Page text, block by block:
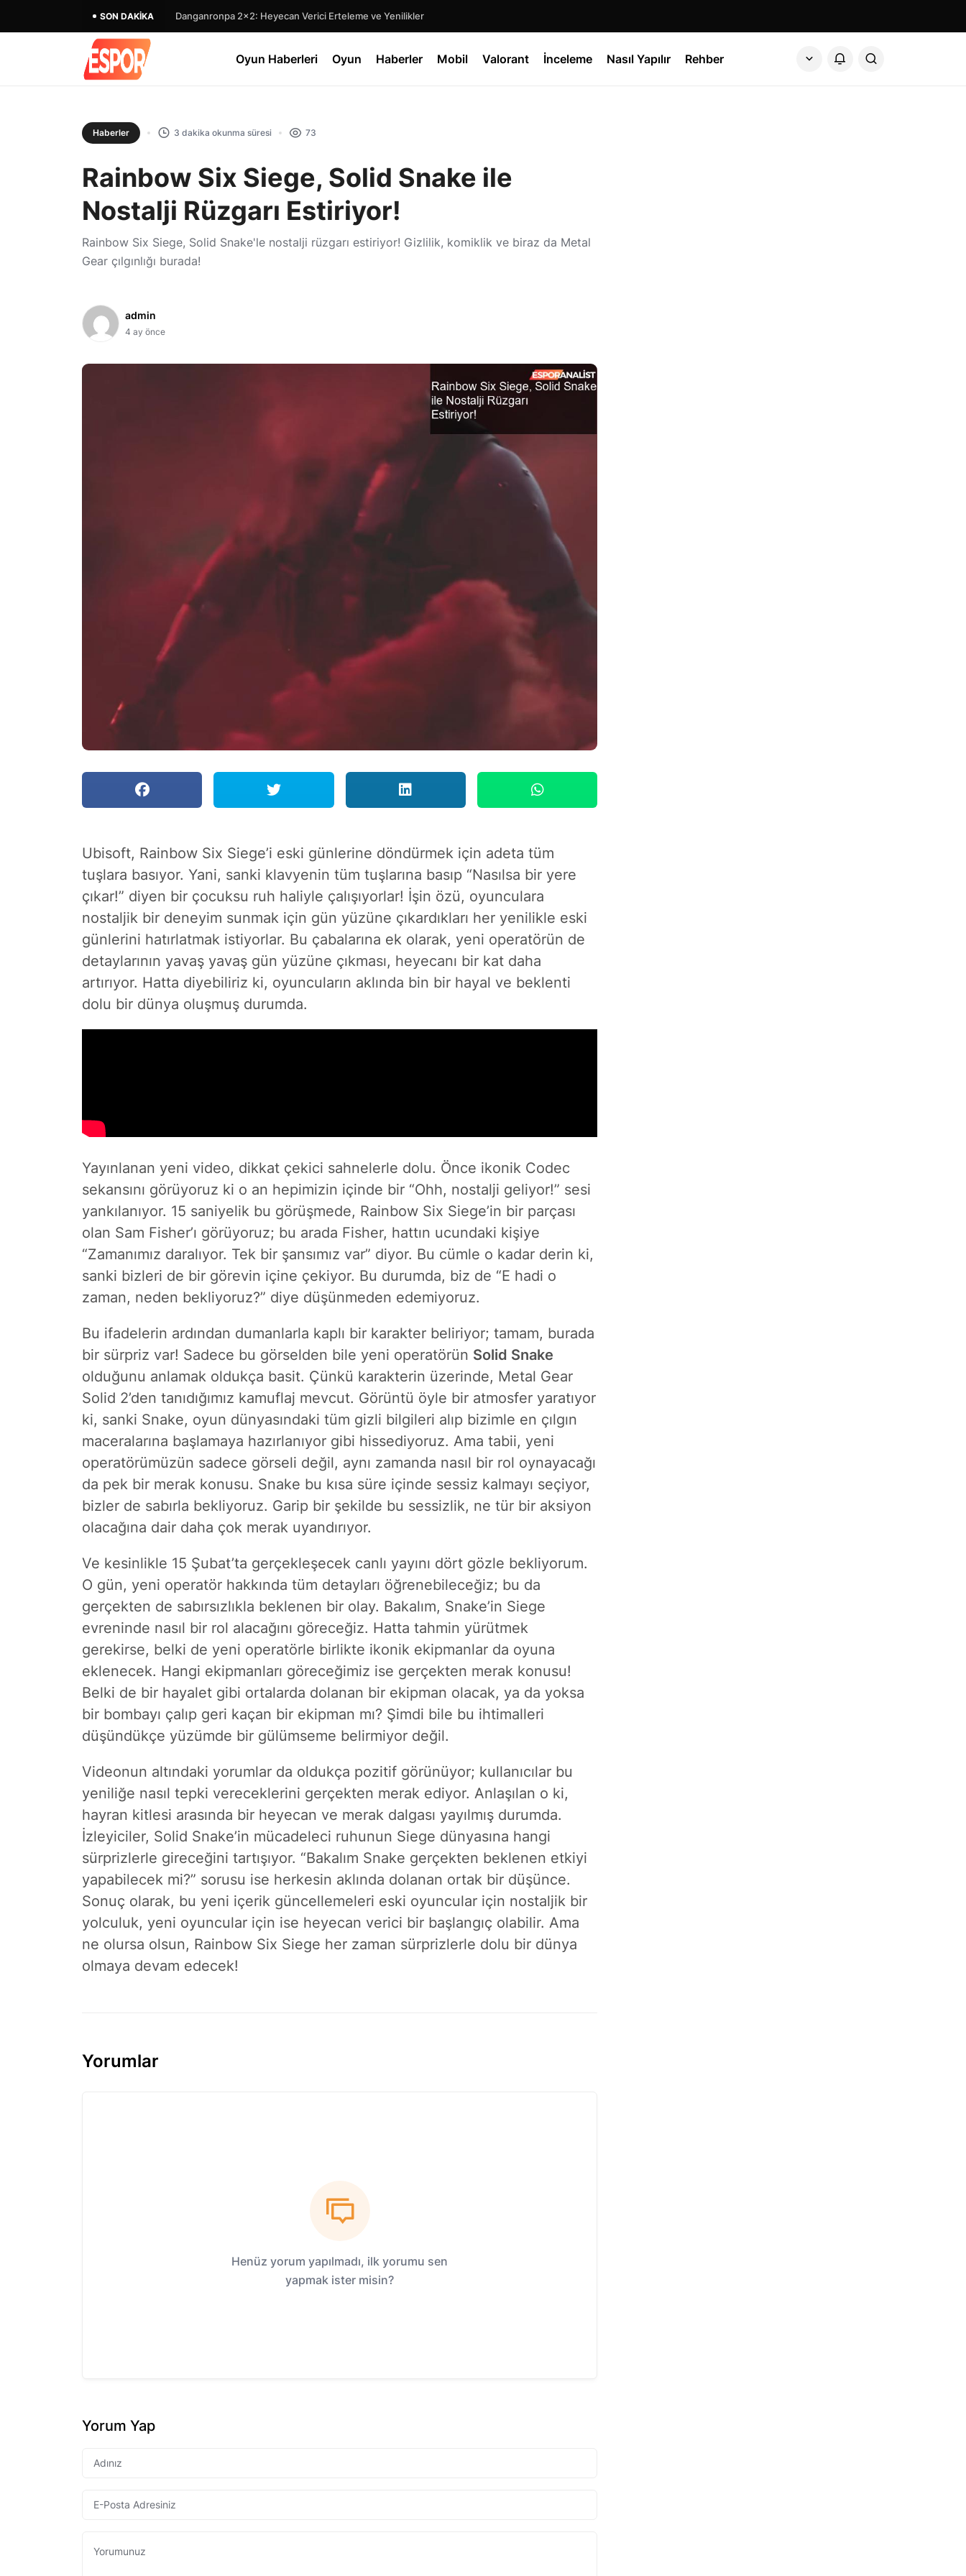
SON DAKIKA Danganronpa 2×2: Heyecan Verici Erteleme ve Yenilikler
Oyun Haberleri Oyun Haberler Mobil Valorant İnceleme Nasıl Yapılır Rehber
Haberler 3 dakika okunma süresi 73
Rainbow Six Siege, Solid Snake ile
Nostalji Rüzgarı Estiriyor!
Rainbow Six Siege, Solid Snake'le nostalji rüzgarı estiriyor! Gizlilik, komiklik ve biraz da Metal
Gear çılgınlığı burada!
admin
4 ay önce
Ubisoft, Rainbow Six Siege’i eski günlerine döndürmek için adeta tüm
tuşlara basıyor. Yani, sanki klavyenin tüm tuşlarına basıp “Nasılsa bir yere
çıkar!” diyen bir çocuksu ruh haliyle çalışıyorlar! İşin özü, oyunculara
nostaljik bir deneyim sunmak için gün yüzüne çıkardıkları her yenilikle eski
günlerini hatırlatmak istiyorlar. Bu çabalarına ek olarak, yeni operatörün de
detaylarının yavaş yavaş gün yüzüne çıkması, heyecanı bir kat daha
artırıyor. Hatta diyebiliriz ki, oyuncuların aklında bin bir hayal ve beklenti
dolu bir dünya oluşmuş durumda.
Yayınlanan yeni video, dikkat çekici sahnelerle dolu. Önce ikonik Codec
sekansını görüyoruz ki o an hepimizin içinde bir “Ohh, nostalji geliyor!” sesi
yankılanıyor. 15 saniyelik bu görüşmede, Rainbow Six Siege’in bir parçası
olan Sam Fisher’ı görüyoruz; bu arada Fisher, hattın ucundaki kişiye
“Zamanımız daralıyor. Tek bir şansımız var” diyor. Bu cümle o kadar derin ki,
sanki bizleri de bir görevin içine çekiyor. Bu durumda, biz de “E hadi o
zaman, neden bekliyoruz?” diye düşünmeden edemiyoruz.
Bu ifadelerin ardından dumanlarla kaplı bir karakter beliriyor; tamam, burada
bir sürpriz var! Sadece bu görselden bile yeni operatörün Solid Snake
olduğunu anlamak oldukça basit. Çünkü karakterin üzerinde, Metal Gear
Solid 2’den tanıdığımız kamuflaj mevcut. Görüntü öyle bir atmosfer yaratıyor
ki, sanki Snake, oyun dünyasındaki tüm gizli bilgileri alıp bizimle en çılgın
maceralarına başlamaya hazırlanıyor gibi hissediyoruz. Ama tabii, yeni
operatörümüzün sadece görseli değil, aynı zamanda nasıl bir rol oynayacağı
da pek bir merak konusu. Snake bu kısa süre içinde sessiz kalmayı seçiyor,
bizler de sabırla bekliyoruz. Garip bir şekilde bu sessizlik, ne tür bir aksiyon
olacağına dair daha çok merak uyandırıyor.
Ve kesinlikle 15 Şubat’ta gerçekleşecek canlı yayını dört gözle bekliyorum.
O gün, yeni operatör hakkında tüm detayları öğrenebileceğiz; bu da
gerçekten de sabırsızlıkla beklenen bir olay. Bakalım, Snake’in Siege
evreninde nasıl bir rol alacağını göreceğiz. Hatta tahmin yürütmek
gerekirse, belki de yeni operatörle birlikte ikonik ekipmanlar da oyuna
eklenecek. Hangi ekipmanları göreceğimiz ise gerçekten merak konusu!
Belki de bir hayalet gibi ortalarda dolanan bir ekipman olacak, ya da yoksa
bir bombayı çalıp geri kaçan bir ekipman mı? Şimdi bile bu ihtimalleri
düşündükçe yüzümde bir gülümseme belirmiyor değil.
Videonun altındaki yorumlar da oldukça pozitif görünüyor; kullanıcılar bu
yeniliğe nasıl tepki vereceklerini gerçekten merak ediyor. Anlaşılan o ki,
hayran kitlesi arasında bir heyecan ve merak dalgası yayılmış durumda.
İzleyiciler, Solid Snake’in mücadeleci ruhunun Siege dünyasına hangi
sürprizlerle gireceğini tartışıyor. “Bakalım Snake gerçekten beklenen etkiyi
yapabilecek mi?” sorusu ise herkesin aklında dolanan ortak bir düşünce.
Sonuç olarak, bu yeni içerik güncellemeleri eski oyuncular için nostaljik bir
yolculuk, yeni oyuncular için ise heyecan verici bir başlangıç olabilir. Ama
ne olursa olsun, Rainbow Six Siege her zaman sürprizlerle dolu bir dünya
olmaya devam edecek!
Yorumlar
Henüz yorum yapılmadı, ilk yorumu sen
yapmak ister misin?
Yorum Yap